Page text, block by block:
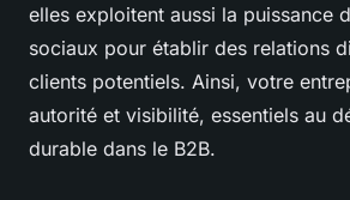
elles exploitent aussi la puissance
sociaux pour établir des relations
clients potentiels. Ainsi, votre
autorité et visibilité, essentiels au
durable dans le B2B.